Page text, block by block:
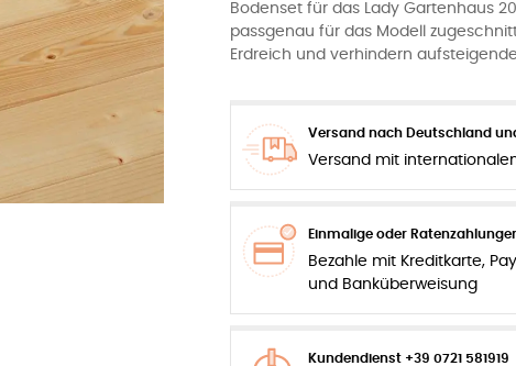
Bodenset für das Lady Gartenhaus
passgenau für das Modell
Erdreich und verhindern
Versand nach Deutschland
Versand mit
Einmalige oder
Bezahle mit Kreditkarte,
und Banküberweisung
Kundendienst +39 0721 581919